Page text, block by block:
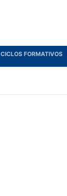
CICLOS FORMATIVOS